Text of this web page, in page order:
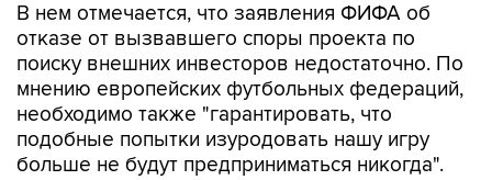
В нем отмечается, что заявления ФИФА об
отказе от вызвавшего споры проекта по
поиску внешних инвесторов недостаточно. По
мнению европейских футбольных федераций,
необходимо также "гарантировать, что
подобные попытки изуродовать нашу игру
больше не будут предприниматься никогда".